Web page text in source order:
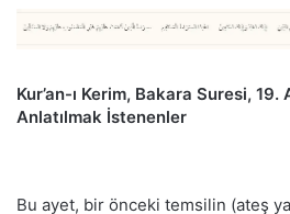
Kur’an-ı Kerim, Bakara Suresi,
Anlatılmak İstenenler
Bu ayet, bir önceki temsilin (ateş